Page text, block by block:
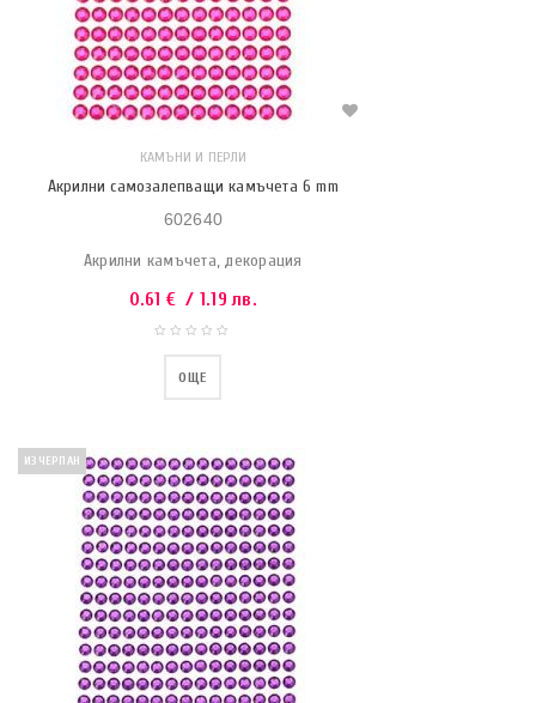
КАМЪНИ И ПЕРЛИ
Акрилни самозалепващи камъчета 6 mm
602640
Акрилни камъчета, декорация
0.61 € / 1.19 лв.
ОЩЕ
ИЗЧЕРПАН